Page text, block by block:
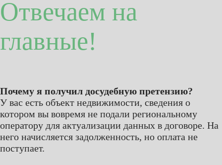
Отвечаем на
главные!
Почему я получил досудебную претензию?
У вас есть объект недвижимости, сведения о
котором вы вовремя не подали региональному
оператору для актуализации данных в договоре. На
него начисляется задолженность, но оплата не
поступает.